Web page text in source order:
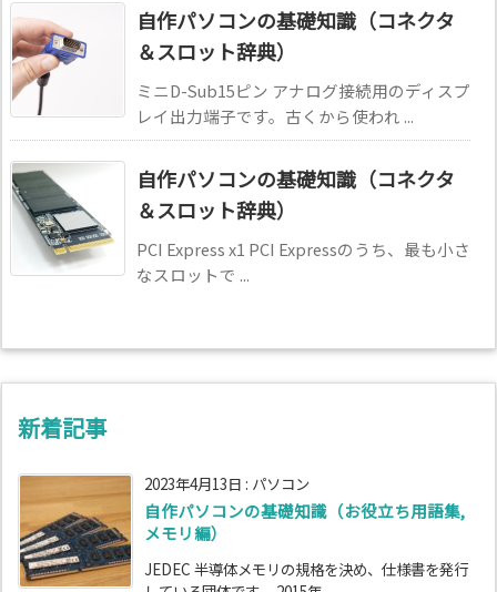
自作パソコンの基礎知識（コネクタ
＆スロット辞典）
ミニD-Sub15ピン アナログ接続用のディスプ
レイ出力端子です。古くから使われ ...
自作パソコンの基礎知識（コネクタ
＆スロット辞典）
PCI Express x1 PCI Expressのうち、最も小さ
なスロットで ...
新着記事
2023年4月13日 : パソコン
自作パソコンの基礎知識（お役立ち用語集,
メモリ編）
JEDEC 半導体メモリの規格を決め、仕様書を発行